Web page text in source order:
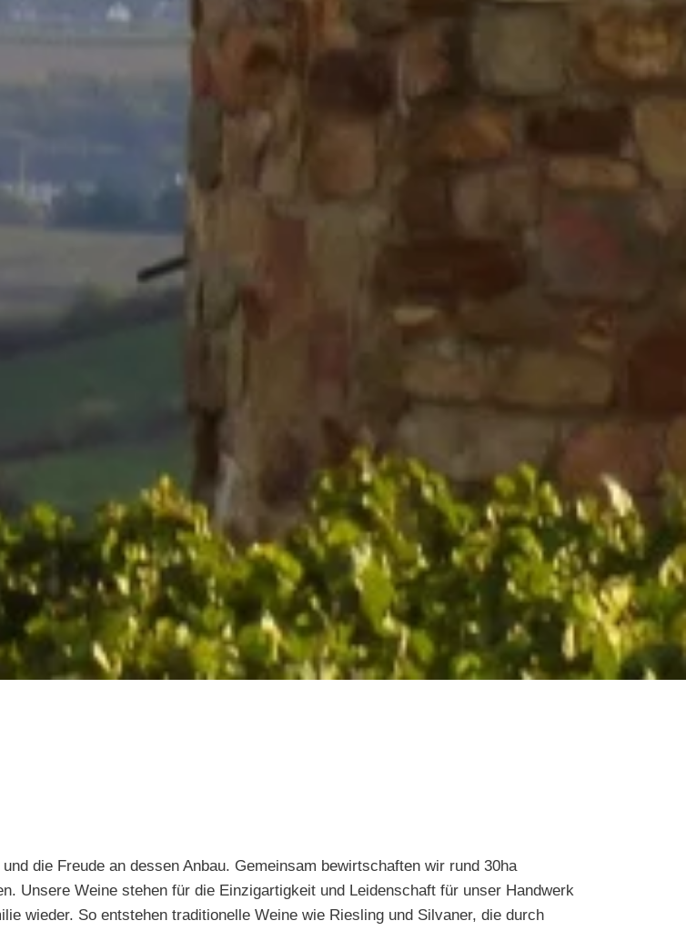
die Freude an dessen Anbau. Gemeinsam bewirtschaften wir rund 30ha
Unsere Weine stehen für die Einzigartigkeit und Leidenschaft für unser Handwerk
wieder. So entstehen traditionelle Weine wie Riesling und Silvaner, die durch